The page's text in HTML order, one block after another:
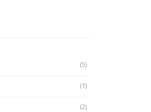
(5)
(1)
(2)